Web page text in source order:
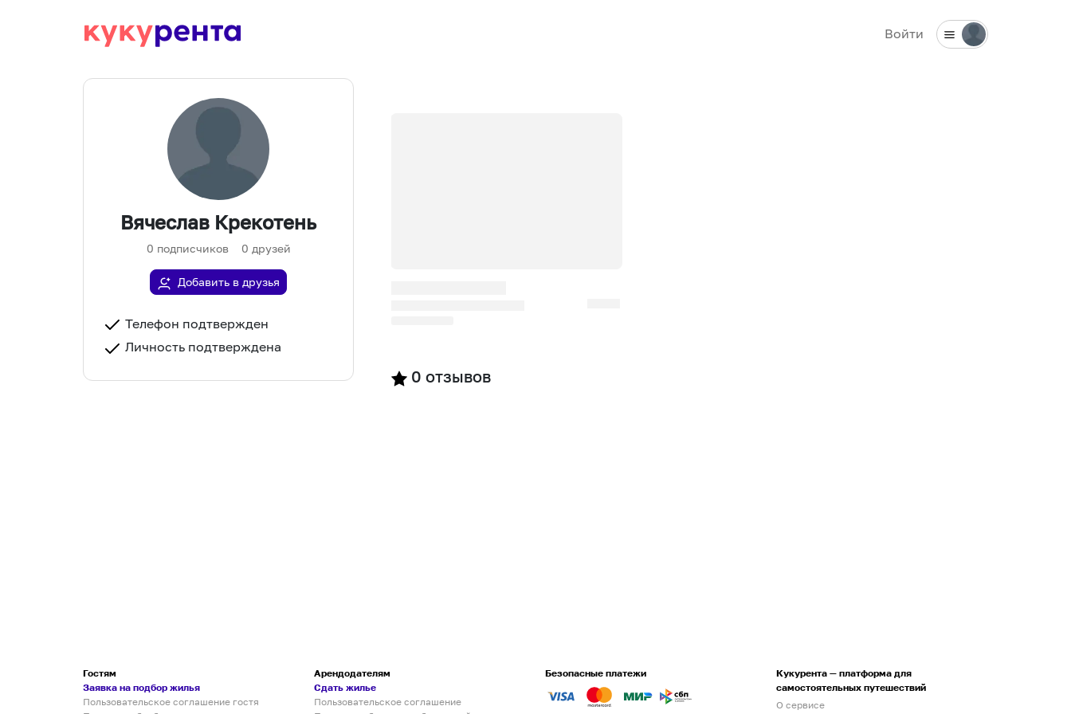
Войти
Вячеслав Крекотень
0 подписчиков 0 друзей
Добавить в друзья
Телефон подтвержден
Личность подтверждена
0 отзывов
Гостям
Заявка на подбор жилья
Пользовательское соглашение гостя
Арендодателям
Сдать жилье
Пользовательское соглашение
Безопасные платежи
Кукурента — платформа для
самостоятельных путешествий
О сервисе